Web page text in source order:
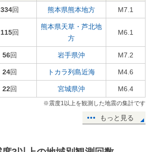
334回 熊本県熊本地方 M7.1
115回
熊本県天草・芦北地
方
M6.1
56回 岩手県沖 M7.2
24回 トカラ列島近海 M4.6
22回 宮城県沖 M6.4
※震度1以上を観測した地震の集計です
もっと見る